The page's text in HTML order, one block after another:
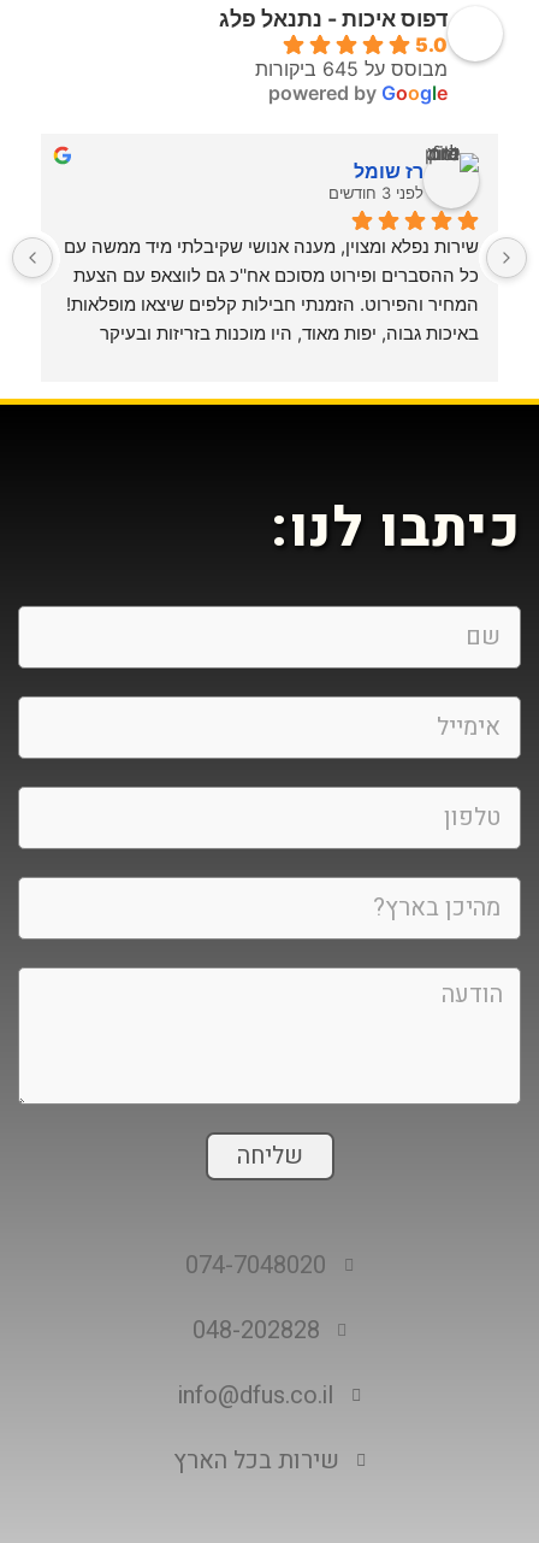
דפוס איכות - נתנאל פלג
5.0
מבוסס על 645 ביקורות
powered by Google
רז שומל
לפני 3 חודשים
כיתבו לנו:
שליחה
074-7048020
048-202828
info@dfus.co.il
שירות בכל הארץ